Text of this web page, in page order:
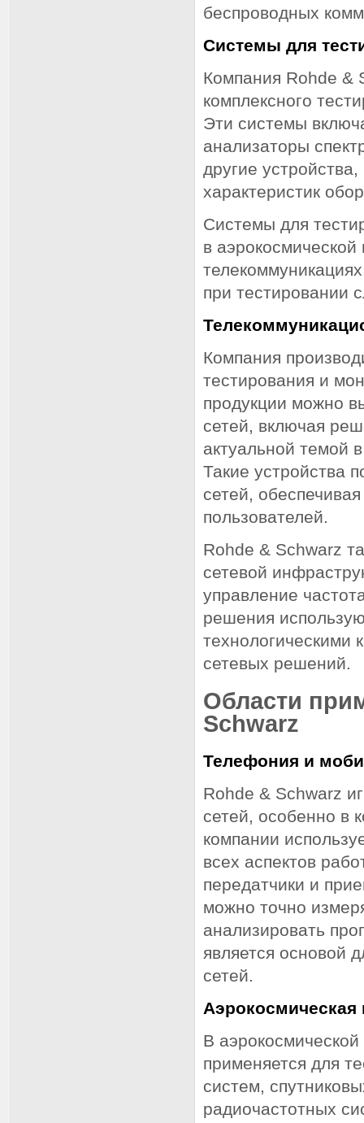
беспроводных
Системы для
Компания Rohde &
комплексного
Эти системы
анализаторы
другие
характеристик
Системы для
в
при тестировании
Компания
тестирования и
продукции можно
сетей, включая
актуальной темой
Такие устройства
сетей,
пользователей.
Rohde & Schwarz
сетевой
управление
решения
технологическими
сетевых решений.
Области
Schwarz
Телефония и
Rohde & Schwarz
сетей, особенно в
компании
всех аспектов
передатчики и
можно точно
анализировать
является основой
сетей.
В
применяется для
систем,
радиочастотных